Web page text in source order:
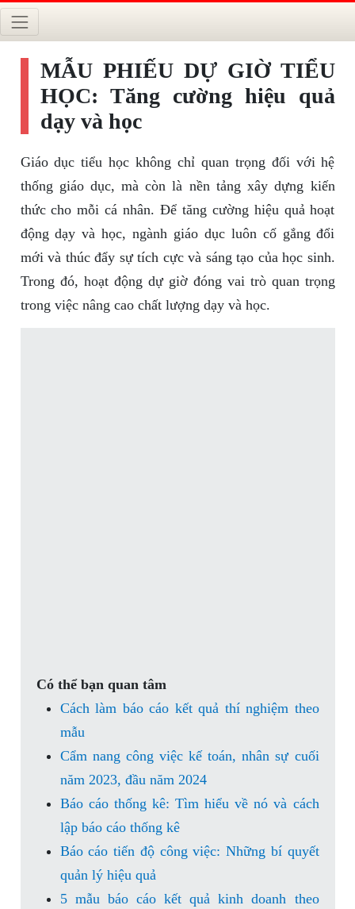
MẪU PHIẾU DỰ GIỜ TIỂU
HỌC: Tăng cường hiệu quả
dạy và học
Giáo dục tiểu học không chỉ quan trọng đối với hệ
thống giáo dục, mà còn là nền tảng xây dựng kiến
thức cho mỗi cá nhân. Để tăng cường hiệu quả hoạt
động dạy và học, ngành giáo dục luôn cố gắng đổi
mới và thúc đẩy sự tích cực và sáng tạo của học sinh.
Trong đó, hoạt động dự giờ đóng vai trò quan trọng
trong việc nâng cao chất lượng dạy và học.
Có thể bạn quan tâm
Cách làm báo cáo kết quả thí nghiệm theo
mẫu
Cẩm nang công việc kế toán, nhân sự cuối
năm 2023, đầu năm 2024
Báo cáo thống kê: Tìm hiểu về nó và cách
lập báo cáo thống kê
Báo cáo tiến độ công việc: Những bí quyết
quản lý hiệu quả
5 mẫu báo cáo kết quả kinh doanh theo